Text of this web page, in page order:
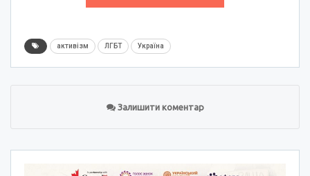
активізм ЛГБТ Україна
Залишити коментар